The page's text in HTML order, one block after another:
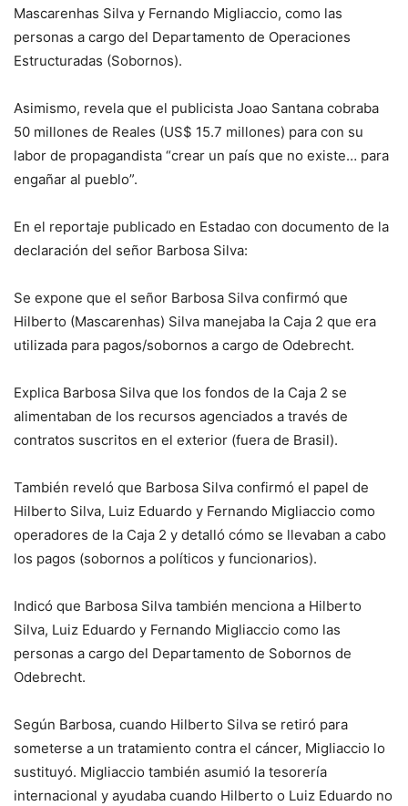
Mascarenhas Silva y Fernando Migliaccio, como las
personas a cargo del Departamento de Operaciones
Estructuradas (Sobornos).
Asimismo, revela que el publicista Joao Santana cobraba
50 millones de Reales (US$ 15.7 millones) para con su
labor de propagandista “crear un país que no existe… para
engañar al pueblo”.
En el reportaje publicado en Estadao con documento de la
declaración del señor Barbosa Silva:
Se expone que el señor Barbosa Silva confirmó que
Hilberto (Mascarenhas) Silva manejaba la Caja 2 que era
utilizada para pagos/sobornos a cargo de Odebrecht.
Explica Barbosa Silva que los fondos de la Caja 2 se
alimentaban de los recursos agenciados a través de
contratos suscritos en el exterior (fuera de Brasil).
También reveló que Barbosa Silva confirmó el papel de
Hilberto Silva, Luiz Eduardo y Fernando Migliaccio como
operadores de la Caja 2 y detalló cómo se llevaban a cabo
los pagos (sobornos a políticos y funcionarios).
Indicó que Barbosa Silva también menciona a Hilberto
Silva, Luiz Eduardo y Fernando Migliaccio como las
personas a cargo del Departamento de Sobornos de
Odebrecht.
Según Barbosa, cuando Hilberto Silva se retiró para
someterse a un tratamiento contra el cáncer, Migliaccio lo
sustituyó. Migliaccio también asumió la tesorería
internacional y ayudaba cuando Hilberto o Luiz Eduardo no